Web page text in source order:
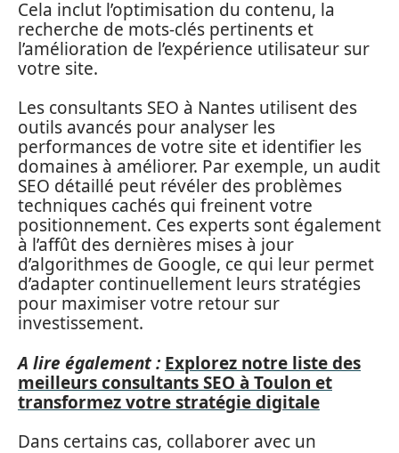
Cela inclut l’optimisation du contenu, la
recherche de mots-clés pertinents et
l’amélioration de l’expérience utilisateur sur
votre site.
Les consultants SEO à Nantes utilisent des
outils avancés pour analyser les
performances de votre site et identifier les
domaines à améliorer. Par exemple, un audit
SEO détaillé peut révéler des problèmes
techniques cachés qui freinent votre
positionnement. Ces experts sont également
à l’affût des dernières mises à jour
d’algorithmes de Google, ce qui leur permet
d’adapter continuellement leurs stratégies
pour maximiser votre retour sur
investissement.
A lire également : Explorez notre liste des
meilleurs consultants SEO à Toulon et
transformez votre stratégie digitale
Dans certains cas, collaborer avec un